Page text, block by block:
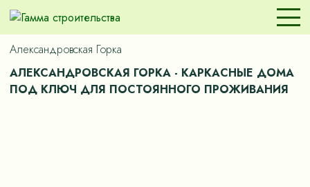
Александровская Горка
АЛЕКСАНДРОВСКАЯ ГОРКА - КАРКАСНЫЕ ДОМА
ПОД КЛЮЧ ДЛЯ ПОСТОЯННОГО ПРОЖИВАНИЯ